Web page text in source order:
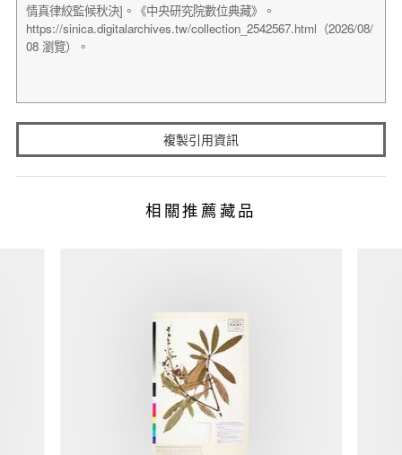
複製引用資訊
相關推薦藏品